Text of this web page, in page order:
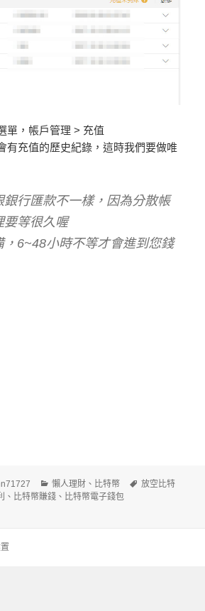
單，帳戶管理 > 充值
有充值的歷史紀錄，這時我們要做唯
銀行匯款不一樣，因為分散帳
要等很久喔
，6~48小時不等才會進到您錢
分
類
懶人理財 、 比特幣
標
放空比特
、 比特幣賺錢 、 比特幣電子錢包
(入金)完整教學 – 將比特幣安全匯入幣安帳戶〉中